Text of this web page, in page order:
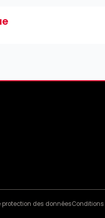
protection des données